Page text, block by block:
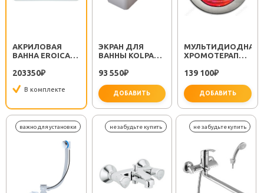
АКРИЛОВАЯ
ВАННА EROICA
203350₽
В комплекте
ЭКРАН ДЛЯ
ВАННЫ KOLPA
93 550₽
ДОБАВИТЬ
МУЛЬТИДИОДНАЯ
ХРОМОТЕРАПИЯ
KOLPA SAN (12
139 100₽
ДОБАВИТЬ